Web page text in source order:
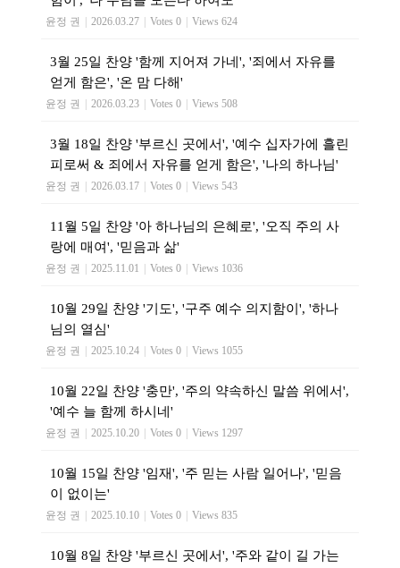
윤정 권 2026.03.27 Votes 0 Views 624
3월 25일 찬양 '함께 지어져 가네', '죄에서 자유를
얻게 함은', '온 맘 다해'
윤정 권 2026.03.23 Votes 0 Views 508
3월 18일 찬양 '부르신 곳에서', '예수 십자가에 흘린
피로써 & 죄에서 자유를 얻게 함은', '나의 하나님'
윤정 권 2026.03.17 Votes 0 Views 543
11월 5일 찬양 '아 하나님의 은혜로', '오직 주의 사
랑에 매여', '믿음과 삶'
윤정 권 2025.11.01 Votes 0 Views 1036
10월 29일 찬양 '기도', '구주 예수 의지함이', '하나
님의 열심'
윤정 권 2025.10.24 Votes 0 Views 1055
10월 22일 찬양 '충만', '주의 약속하신 말씀 위에서',
'예수 늘 함께 하시네'
윤정 권 2025.10.20 Votes 0 Views 1297
10월 15일 찬양 '임재', '주 믿는 사람 일어나', '믿음
이 없이는'
윤정 권 2025.10.10 Votes 0 Views 835
10월 8일 찬양 '부르신 곳에서', '주와 같이 길 가는